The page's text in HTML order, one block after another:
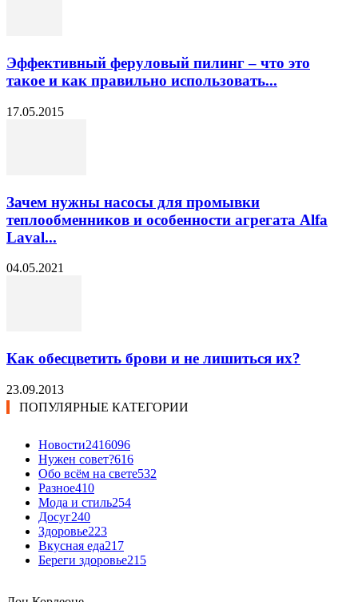
Эффективный феруловый пилинг – что это
такое и как правильно использовать...
17.05.2015
Зачем нужны насосы для промывки
теплообменников и особенности агрегата Alfa
Laval...
04.05.2021
Как обесцветить брови и не лишиться их?
23.09.2013
ПОПУЛЯРНЫЕ КАТЕГОРИИ
Новости2416096
Нужен совет?616
Обо всём на свете532
Разное410
Мода и стиль254
Досуг240
Здоровье223
Вкусная еда217
Береги здоровье215